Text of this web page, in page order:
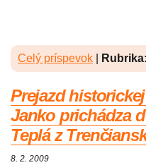
Celý príspevok Rubrika:
Prejazd
Janko prichádza
Teplá z
8. 2. 2009